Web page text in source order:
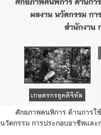
ศักยภาพคนพิการ ด้านการใ
นวัตกรรม การประกอบอาชีพและ